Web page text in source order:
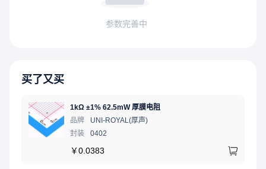
参数完善中
买了又买
1kΩ ±1% 62.5mW 厚膜电阻
品牌
UNI-ROYAL(厚声)
封装
0402
￥0.0383